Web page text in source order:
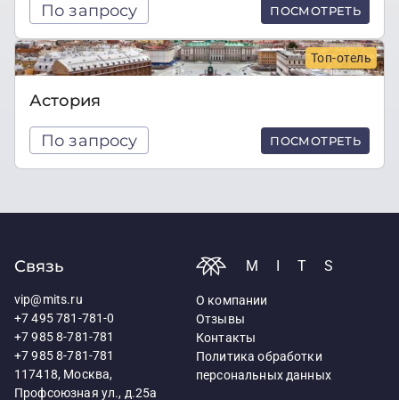
По запросу ПОСМОТРЕТЬ
Топ-отель
Астория
По запросу ПОСМОТРЕТЬ
Связь
vip@mits.ru
+7 495 781-781-0
+7 985 8-781-781
+7 985 8-781-781
117418, Москва,
Профсоюзная ул., д.25а
MITS
О компании
Отзывы
Контакты
Политика обработки
персональных данных